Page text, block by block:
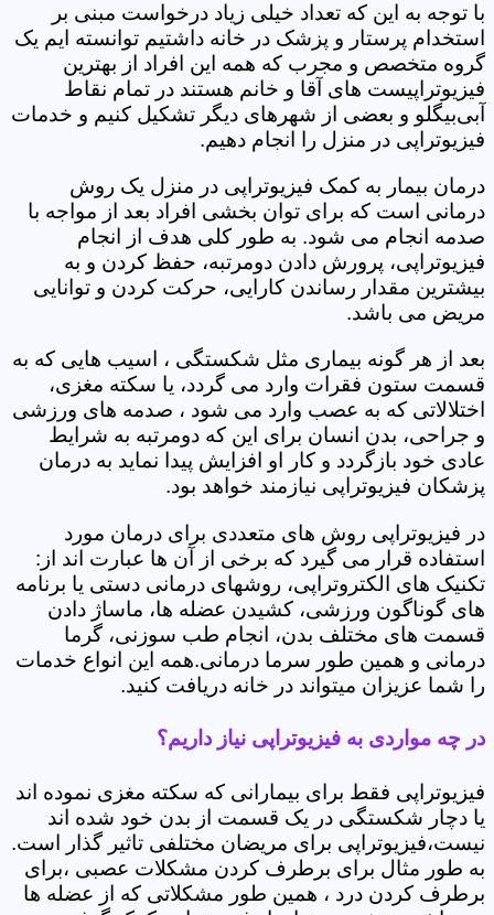
با توجه به این که تعداد خیلی زیاد درخواست مبنی بر
استخدام پرستار و پزشک در خانه داشتیم توانسته ایم یک
گروه متخصص و مجرب که همه این افراد از بهترین
فیزیوتراپیست های آقا و خانم هستند در تمام نقاط
آبی‌بیگلو و بعضی از شهرهای دیگر تشکیل کنیم و خدمات
فیزیوتراپی در منزل را انجام دهیم.
درمان بیمار به کمک فیزیوتراپی در منزل یک روش
درمانی است که برای توان بخشی افراد بعد از مواجه با
صدمه انجام می شود. به طور کلی هدف از انجام
فیزیوتراپی، پرورش دادن دومرتبه، حفظ کردن و به
بیشترین مقدار رساندن کارایی، حرکت کردن و توانایی
مریض می باشد.
بعد از هر گونه بیماری مثل شکستگی ، اسیب هایی که به
قسمت ستون فقرات وارد می گردد، یا سکته مغزی،
اختلالاتی که به عصب وارد می شود ، صدمه های ورزشی
و جراحی، بدن انسان برای این که دومرتبه به شرایط
عادی خود بازگردد و کار او افزایش پیدا نماید به درمان
پزشکان فیزیوتراپی نیازمند خواهد بود.
در فیزیوتراپی روش های متعددی برای درمان مورد
استفاده قرار می گیرد که برخی از آن ها عبارت اند از:
تکنیک های الکتروتراپی، روشهای درمانی دستی یا برنامه
های گوناگون ورزشی، کشیدن عضله ها، ماساژ دادن
قسمت های مختلف بدن، انجام طب سوزنی، گرما
درمانی و همین طور سرما درمانی.همه این انواع خدمات
را شما عزیزان میتواند در خانه دریافت کنید.
در چه مواردی به فیزیوتراپی نیاز داریم؟
فیزیوتراپی فقط برای بیمارانی که سکته مغزی نموده اند
یا دچار شکستگی در یک قسمت از بدن خود شده اند
نیست،فیزیوتراپی برای مریضان مختلفی تاثیر گذار است.
به طور مثال برای برطرف کردن مشکلات عصبی ،برای
برطرف کردن درد ، همین طور مشکلاتی که از عضله ها